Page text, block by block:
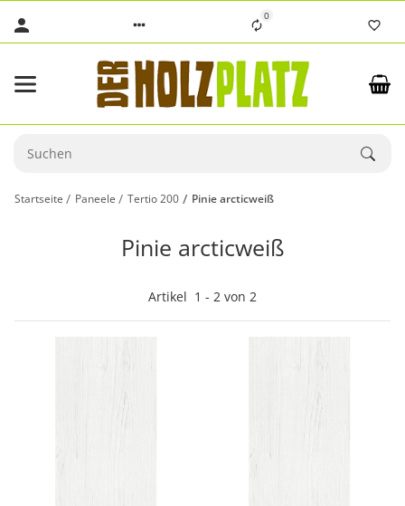
0
Startseite Paneele Tertio 200 Pinie arcticweiß
Pinie arcticweiß
Artikel 1 - 2 von 2